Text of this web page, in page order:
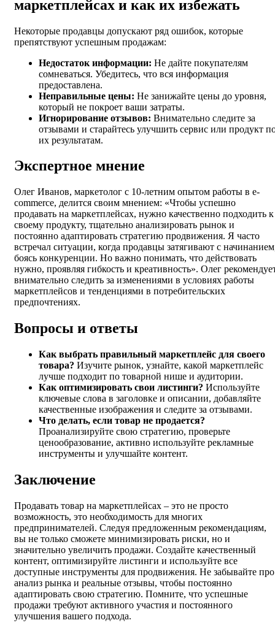
маркетплейсах и как их избежать
Некоторые продавцы допускают ряд ошибок, которые
препятствуют успешным продажам:
Недостаток информации: Не дайте покупателям
сомневаться. Убедитесь, что вся информация
предоставлена.
Неправильные цены: Не занижайте цены до уровня,
который не покроет ваши затраты.
Игнорирование отзывов: Внимательно следите за
отзывами и старайтесь улучшить сервис или продукт
их результатам.
Экспертное мнение
Олег Иванов, маркетолог с 10-летним опытом работы в e-
commerce, делится своим мнением: «Чтобы успешно
продавать на маркетплейсах, нужно качественно подходить к
своему продукту, тщательно анализировать рынок и
постоянно адаптировать стратегию продвижения. Я часто
встречал ситуации, когда продавцы затягивают с
боясь конкуренции. Но важно понимать, что действовать
нужно, проявляя гибкость и креативность». Олег
внимательно следить за изменениями в условиях работы
маркетплейсов и тенденциями в потребительских
предпочтениях.
Вопросы и ответы
Как выбрать правильный маркетплейс для своего
товара? Изучите рынок, узнайте, какой маркетплейс
лучше подходит по товарной нише и аудитории.
Как оптимизировать свои листинги? Используйте
ключевые слова в заголовке и описании, добавляйте
качественные изображения и следите за отзывами.
Что делать, если товар не продается?
Проанализируйте свою стратегию, проверьте
ценообразование, активно используйте рекламные
инструменты и улучшайте контент.
Заключение
Продавать товар на маркетплейсах – это не просто
возможность, это необходимость для многих
предпринимателей. Следуя предложенным рекомендациям,
вы не только сможете минимизировать риски, но и
значительно увеличить продажи. Создайте качественный
контент, оптимизируйте листинги и используйте все
доступные инструменты для продвижения. Не забывайте про
анализ рынка и реальные отзывы, чтобы постоянно
адаптировать свою стратегию. Помните, что успешные
продажи требуют активного участия и постоянного
улучшения вашего подхода.